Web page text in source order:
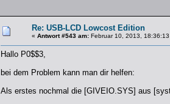
Re: USB-LCD Lowcost Edition
« Antwort #543 am: Februar 10, 2013,
Hallo P0$$3,
bei dem Problem kann man dir helfen:
Als erstes nochmal die [GIVEIO.SYS] aus